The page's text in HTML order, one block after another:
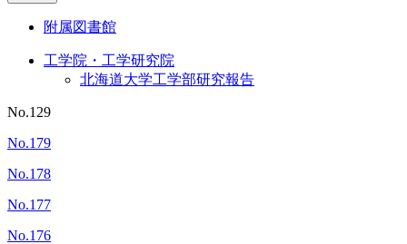
附属図書館
工学院・工学研究院
北海道大学工学部研究報告
No.129
No.179
No.178
No.177
No.176